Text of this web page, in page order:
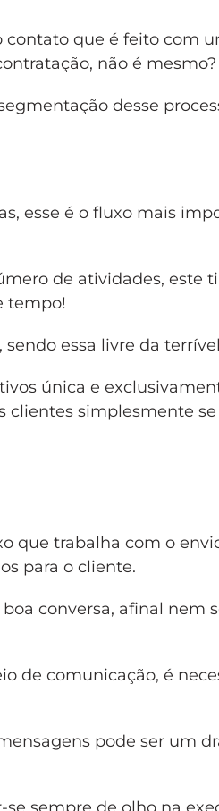
que é feito com
não é mesmo?
desse
esse é o fluxo mais
de atividades, este
tempo!
essa livre da
única e
clientes simplesmente
que trabalha com o
para o cliente.
conversa, afinal nem
de comunicação, é
pode ser um